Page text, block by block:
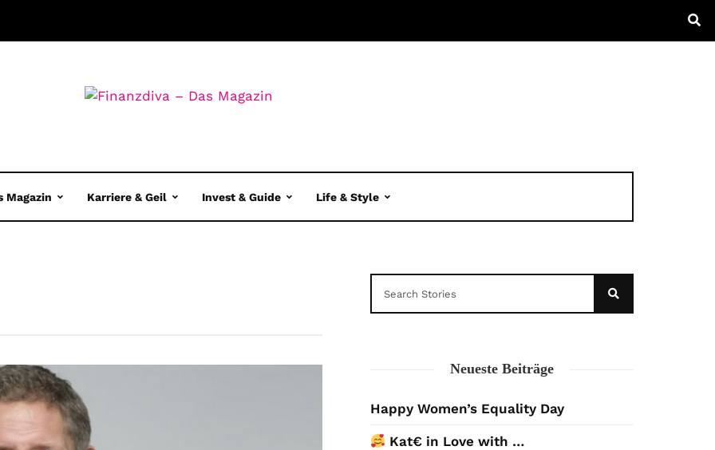
Magazin Karriere & Geil Invest & Guide Life & Style
Neueste Beiträge
Happy Women’s Equality Day
Kat€ in Love with …